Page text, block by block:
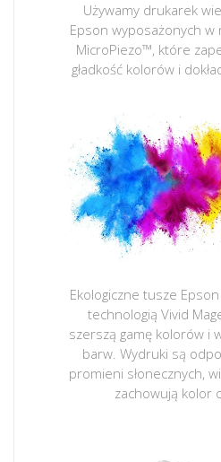
Używamy drukarek
Epson wyposażonych w
MicroPiezo™, które
gładkość kolorów i
Ekologiczne tusze
technologią Vivid
szerszą gamę kolorów i
barw. Wydruki są
promieni słonecznych,
zachowują kolor